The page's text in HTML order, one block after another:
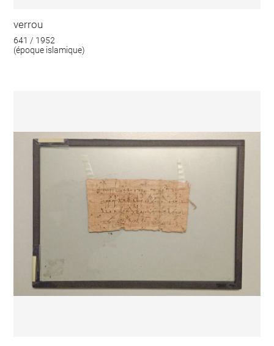
verrou
641 / 1952
(époque islamique)